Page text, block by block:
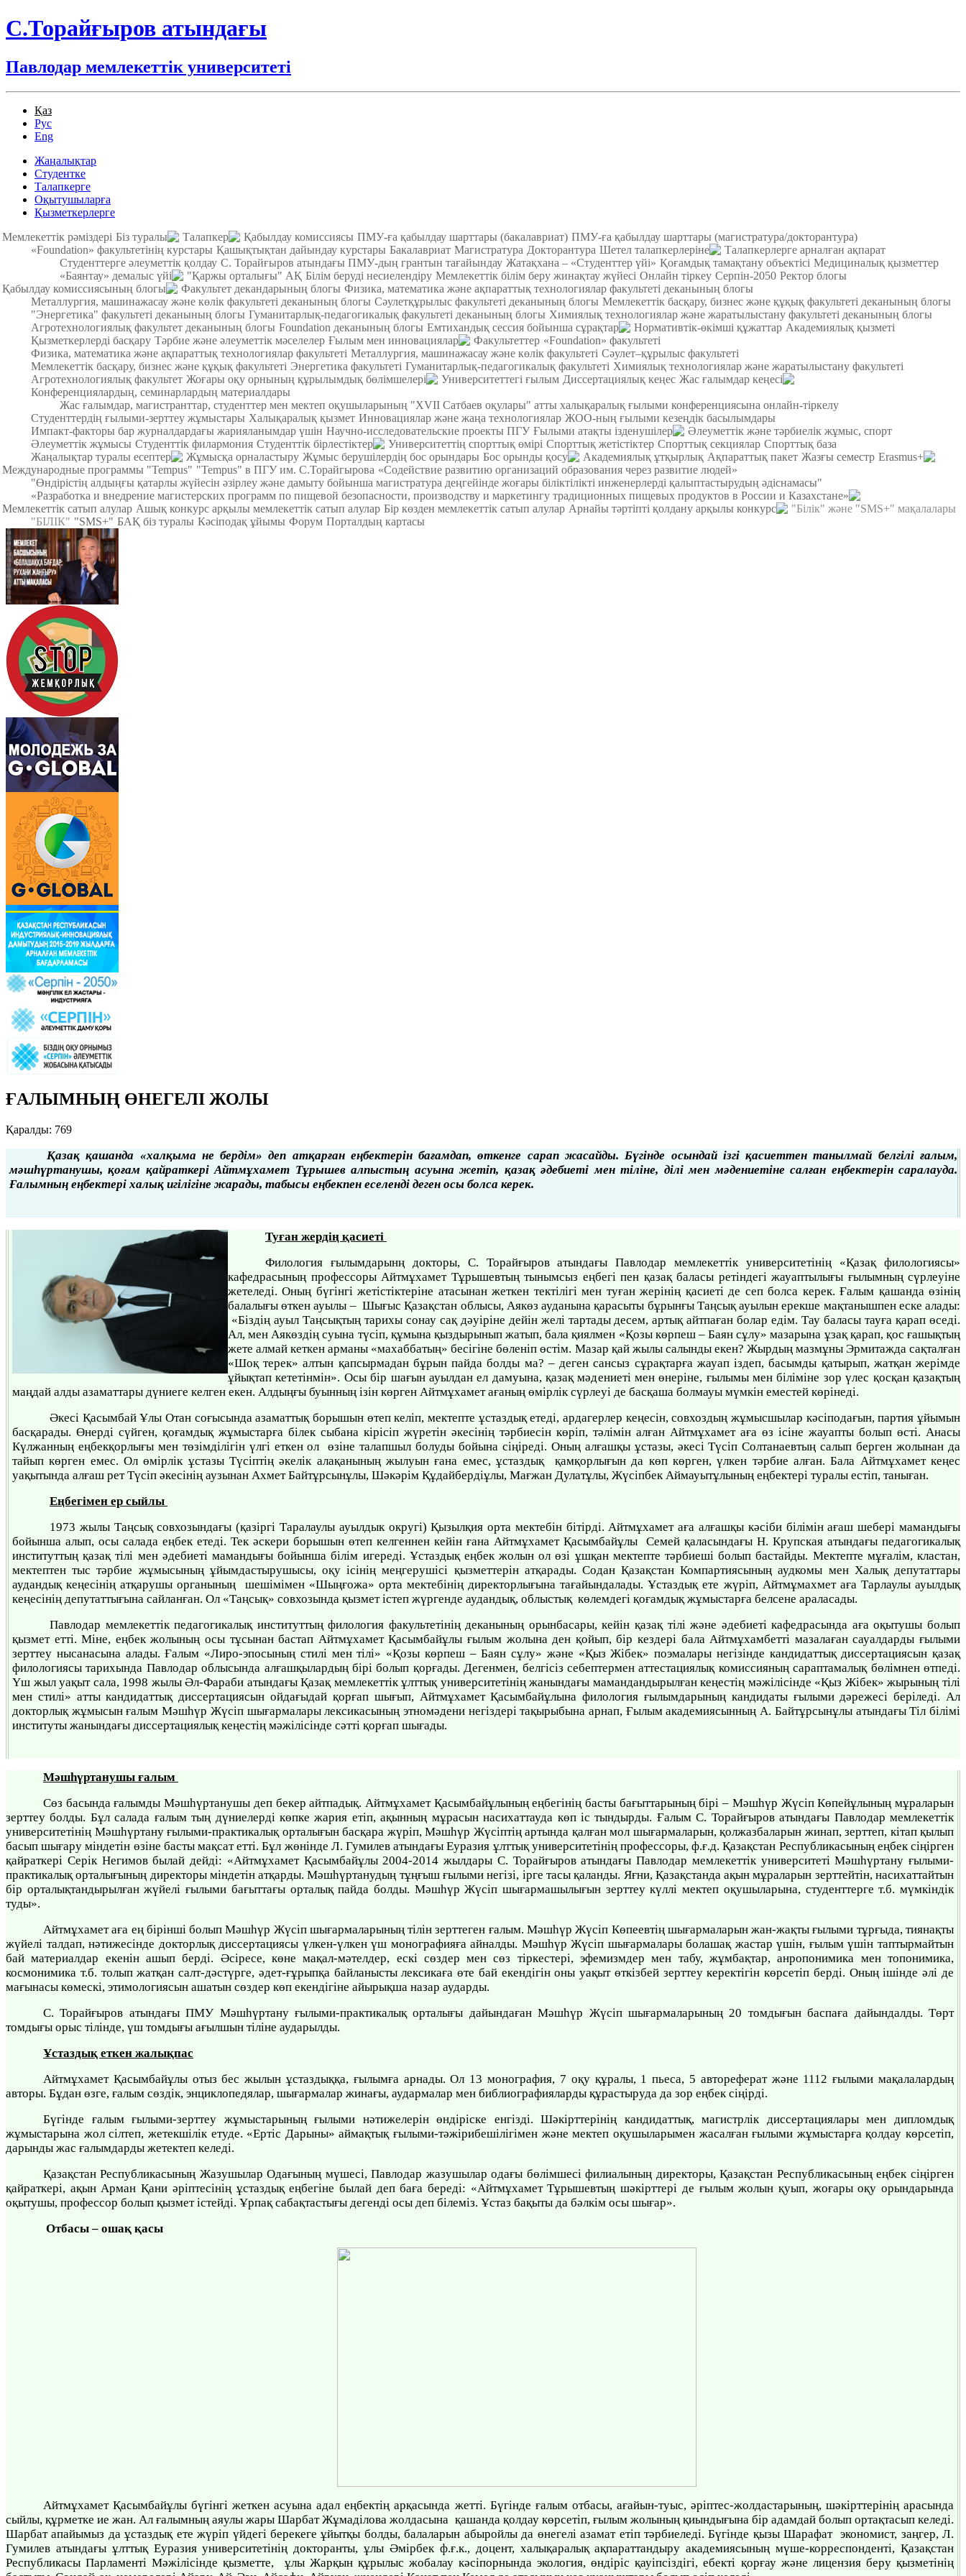
С.Торайғыров атындағы
Павлодар мемлекеттік университеті
Қаз
Рус
Eng
Жаңалықтар
Студентке
Талапкерге
Оқытушыларға
Қызметкерлерге
Мемлекеттік рәміздері Біз туралы Талапкер Қабылдау комиссиясы ПМУ-ға қабылдау шарттары (бакалавриат) ПМУ-ға қабылдау шарттары (магистратура/докторантура)
«Foundation» факультетінің курстары Қашықтықтан дайындау курстары Бакалавриат Магистратура Докторантура Шетел талапкерлеріне
Талапкерлерге арналған ақпарат
Студенттерге әлеуметтік қолдау С. Торайғыров атындағы ПМУ-дың грантын тағайындау Жатақхана – «Студенттер үйі» Қоғамдық тамақтану объектісі Медициналық қызметтер
«Баянтау» демалыс үйі
"Қаржы орталығы" АҚ Білім беруді несиелендіру Мемлекеттік білім беру жинақтау жүйесі Онлайн тіркеу Серпін-2050 Ректор блогы
Қабылдау комиссиясының блогы
Факультет декандарының блогы Физика, математика және ақпараттық технологиялар факультеті деканының блогы
Металлургия, машинажасау және көлік факультеті деканының блогы Cәулетқұрылыс факультеті деканының блогы Мемлекеттік басқару, бизнес және құқық факультеті деканының блогы
"Энергетика" факультеті деканының блогы Гуманитарлық-педагогикалық факультеті деканының блогы Химиялық технологиялар және жаратылыстану факультеті деканының блогы
Агротехнологиялық факультет деканының блогы Foundation деканының блогы Емтихандық сессия бойынша сұрақтар Нормативтік-өкімші құжаттар Академиялық қызметі
Қызметкерлерді басқару Тәрбие және әлеуметтік мәселелер Ғылым мен инновациялар Факультеттер «Foundation» факультеті
Физика, математика және ақпараттық технологиялар факультеті Металлургия, машинажасау және көлік факультеті Cәулет–құрылыс факультеті
Мемлекеттік басқару, бизнес және құқық факультеті Энергетика факультеті Гуманитарлық-педагогикалық факультеті Химиялық технологиялар және жаратылыстану факультеті
Агротехнологиялық факультет Жоғары оқу орнының құрылымдық бөлімшелері Университеттегі ғылым Диссертациялық кеңес Жас ғалымдар кеңесі
Конференциялардың, семинарлардың материалдары
Жас ғалымдар, магистранттар, студенттер мен мектеп оқушыларының "XVII Сатбаев оқулары" атты халықаралық ғылыми конференциясына онлайн-тіркелу
Студенттердің ғылыми-зерттеу жұмыстары Халықаралық қызмет Инновациялар және жаңа технологиялар ЖОО-ның ғылыми кезеңдік басылымдары
Импакт-факторы бар журналдардағы жарияланымдар үшін Научно-исследовательские проекты ПГУ Ғылыми атақты ізденушілер
Әлеуметтік және тәрбиелік жұмыс, спорт
Әлеуметтік жұмысы Студенттік филармония Студенттік бірлестіктер Университеттің спорттық өмірі Спорттық жетістіктер Спорттық секциялар Спорттық база
Жаңалықтар туралы есептер
Жұмысқа орналастыру Жұмыс берушілердің бос орындары Бос орынды қосу Академиялық ұтқырлық Ақпараттық пакет Жазғы семестр Erasmus+
Международные программы "Tempus" "Tempus" в ПГУ им. С.Торайгырова «Содействие развитию организаций образования через развитие людей»
"Өндірістің алдыңғы қатарлы жүйесін әзірлеу және дамыту бойынша магистратура деңгейінде жоғары біліктілікті инженерлерді қалыптастырудың әдіснамасы"
«Разработка и внедрение магистерских программ по пищевой безопасности, производству и маркетингу традиционных пищевых продуктов в России и Казахстане»
Мемлекеттік сатып алулар Ашық конкурс арқылы мемлекеттік сатып алулар Бір көзден мемлекеттік сатып алулар Арнайы тәртіпті қолдану арқылы конкурс
"Білік" және "SMS+" мақалалары
"БІЛІК" "SMS+" БАҚ біз туралы Кәсіподақ ұйымы Форум Порталдың картасы
ҒАЛЫМНЫҢ ӨНЕГЕЛІ ЖОЛЫ
Қаралды: 769
Қазақ қашанда «халқыма не бердім» деп атқарған еңбектерін бағамдап, өткенге сарап жасайды. Бүгінде осындай ізгі қасиеттен танылмай белгілі ғалым,
мәшһүртанушы, қоғам қайраткері Айтмұхамет Тұрышев алпыстың асуына жетіп, қазақ әдебиеті мен тіліне, ділі мен мәдениетіне салған еңбектерін саралауда.
Ғалымның еңбектері халық игілігіне жарады, табысы еңбекпен еселенді деген осы болса керек.
Туған жердің қасиеті
Филология ғылымдарынң докторы, С. Торайғыров атындағы Павлодар мемлекеттік университетінің «Қазақ филологиясы»
кафедрасының профессоры Айтмұхамет Тұрышевтың тынымсыз еңбегі пен қазақ баласы ретіндегі жауаптылығы ғылымның сүрлеуіне
жетеледі. Оның бүгінгі жетістіктеріне атасынан жеткен тектілігі мен туған жерінің қасиеті де сеп болса керек. Ғалым қашанда өзінің
балалығы өткен ауылы – Шығыс Қазақстан облысы, Аякөз ауданына қарасыты бұрынғы Таңсық ауылын ерекше мақтанышпен еске алады:
«Біздің ауыл Таңсықтың тарихы сонау сақ дәуіріне дейін желі тартады десем, артық айтпаған болар едім. Тау баласы тауға қарап өседі.
Ал, мен Аякөздің суына түсіп, құмына қыздырынып жатып, бала қиялмен «Қозы көрпеш – Баян сұлу» мазарына ұзақ қарап, қос ғашықтың
жете алмай кеткен арманы «махаббатың» бесігіне бөленіп өстім. Мазар қай жылы салынды екен? Жырдың мазмұны Эрмитажда сақталған
«Шоқ терек» алтын қапсырмадан бұрын пайда болды ма? – деген сансыз сұрақтарға жауап іздеп, басымды қатырып, жатқан жерімде
ұйықтап кететінмін». Осы бір шағын ауылдан ел дамуына, қазақ мәдениеті мен өнеріне, ғылымы мен біліміне зор үлес қосқан қазақтың
маңдай алды азаматтары дүниеге келген екен. Алдыңғы буынның ізін көрген Айтмұхамет ағаның өмірлік сүрлеуі де басқаша болмауы мүмкін еместей көрінеді.
Әкесі Қасымбай Ұлы Отан соғысында азаматтық борышын өтеп келіп, мектепте ұстаздық етеді, ардагерлер кеңесін, совхоздың жұмысшылар кәсіподағын, партия ұйымын
басқарады. Өнерді сүйген, қоғамдық жұмыстарға білек сыбана кірісіп жүретін әкесінің тәрбиесін көріп, тәлімін алған Айтмұхамет аға өз ісіне жауапты болып өсті. Анасы
Күлжанның еңбекқорлығы мен төзімділігін үлгі еткен ол өзіне талапшыл болуды бойына сіңіреді. Оның алғашқы ұстазы, әкесі Түсіп Солтанаевтың салып берген жолынан да
тайып көрген емес. Ол өмірлік ұстазы Түсіптің әкелік алақанының жылуын ғана емес, ұстаздық қамқорлығын да көп көрген, үлкен тәрбие алған. Бала Айтмұхамет кеңес
уақытында алғаш рет Түсіп әкесінің аузынан Ахмет Байтұрсынұлы, Шәкәрім Құдайбердіұлы, Мағжан Дулатұлы, Жүсіпбек Аймауытұлының еңбектері туралы естіп, таныған.
Еңбегімен ер сыйлы
1973 жылы Таңсық совхозындағы (қазіргі Таралаулы ауылдык округі) Қызылқия орта мектебін бітірді. Айтмұхамет аға алғашқы кәсіби білімін ағаш шебері мамандығы
бойынша алып, осы салада еңбек етеді. Тек әскери борышын өтеп келгеннен кейін ғана Айтмұхамет Қасымбайұлы Семей қаласындағы Н. Крупская атындағы педагогикалық
институттың қазақ тілі мен әдебиеті мамандығы бойынша білім игереді. Ұстаздық еңбек жолын ол өзі ұшқан мектепте тәрбиеші болып бастайды. Мектепте мұғалім, кластан,
мектептен тыс тәрбие жұмысының ұйымдастырушысы, оқу ісінің меңгерушісі қызметтерін атқарады. Содан Қазақстан Компартиясының аудкомы мен Халық депутаттары
аудандық кеңесінің атқарушы органының шешімімен «Шыңғожа» орта мектебінің директорлығына тағайындалады. Ұстаздық ете жүріп, Айтмұмахмет аға Тарлаулы ауылдық
кеңесінің депутаттығына сайланған. Ол «Таңсық» совхозында қызмет істеп жүргенде аудандық, облыстық көлемдегі қоғамдық жұмыстарға белсене араласады.
Павлодар мемлекеттік педагогикалық институттың филология факультетінің деканының орынбасары, кейін қазақ тілі және әдебиеті кафедрасында аға оқытушы болып
қызмет етті. Міне, еңбек жолының осы тұсынан бастап Айтмұхамет Қасымбайұлы ғылым жолына ден қойып, бір кездері бала Айтмұхамбетті мазалаған сауалдарды ғылыми
зерттеу нысанасына алады. Ғалым «Лиро-эпосының стилі мен тілі» «Қозы көрпеш – Баян сұлу» және «Қыз Жібек» поэмалары негізінде кандидаттық диссертациясын қазақ
филологиясы тарихында Павлодар облысында алғашқылардың бірі болып қорғады. Дегенмен, белгісіз себептермен аттестациялық комиссияның сараптамалық бөлімнен өтпеді.
Үш жыл уақыт сала, 1998 жылы Әл-Фараби атындағы Қазақ мемлекеттік ұлттық университетінің жанындағы мамандандырылған кеңестің мәжілісінде «Қыз Жібек» жырының тілі
мен стилі» атты кандидаттық диссертациясын ойдағыдай қорғап шығып, Айтмұхамет Қасымбайұлына филология ғылымдарының кандидаты ғылыми дәрежесі беріледі. Ал
докторлық жұмысын ғалым Мәшһүр Жүсіп шығармалары лексикасының этномәдени негіздері тақырыбына арнап, Ғылым академиясынның А. Байтұрсынұлы атындағы Тіл білімі
институты жанындағы диссертациялық кеңестің мәжілісінде сәтті қорғап шығады.
Мәшһүртанушы ғалым
Сөз басында ғалымды Мәшһүртанушы деп бекер айтпадық. Айтмұхамет Қасымбайұлының еңбегінің басты бағыттарының бірі – Мәшһүр Жүсіп Көпейұлының мұраларын
зерттеу болды. Бұл салада ғалым тың дүниелерді көпке жария етіп, ақынның мұрасын насихаттауда көп іс тындырды. Ғалым С. Торайғыров атындағы Павлодар мемлекеттік
университетінің Мәшһүртану ғылыми-практикалық орталығын басқара жүріп, Мәшһүр Жүсіптің артында қалған мол шығармаларын, қолжазбаларын жинап, зерттеп, кітап қылып
басып шығару міндетін өзіне басты мақсат етті. Бұл жөнінде Л. Гумилев атындағы Еуразия ұлттық университетінің профессоры, ф.ғ.д. Қазақстан Республикасының еңбек сіңірген
қайраткері Серік Негимов былай дейді: «Айтмұхамет Қасымбайұлы 2004-2014 жылдары С. Торайғыров атындағы Павлодар мемлекеттік университеті Мәшһүртану ғылыми-
практикалық орталығының директоры міндетін атқарды. Мәшһүртанудың тұңғыш ғылыми негізі, ірге тасы қаланды. Яғни, Қазақстанда ақын мұраларын зерттейтін, насихаттайтын
бір орталықтандырылған жүйелі ғылыми бағыттағы орталық пайда болды. Мәшһүр Жүсіп шығармашылығын зерттеу күллі мектеп оқушыларына, студенттерге т.б. мүмкіндік
туды».
Айтмұхамет аға ең бірінші болып Мәшһүр Жүсіп шығармаларының тілін зерттеген ғалым. Мәшһүр Жүсіп Көпеевтің шығармаларын жан-жақты ғылыми тұрғыда, тиянақты
жүйелі талдап, нәтижесінде докторлық диссертациясы үлкен-үлкен үш монографияға айналды. Мәшһүр Жүсіп шығармалары болашақ жастар үшін, ғылым үшін таптырмайтын
бай материалдар екенін ашып берді. Әсіресе, көне мақал-мәтелдер, ескі сөздер мен сөз тіркестері, эфемизмдер мен табу, жұмбақтар, анропонимика мен топонимика,
космонимика т.б. толып жатқан салт-дәстүрге, әдет-ғұрыпқа байланысты лексикаға өте бай екендігін оны уақыт өткізбей зерттеу керектігін көрсетіп берді. Оның ішінде әлі де
мағынасы көмескі, этимологиясын ашатын сөздер көп екендігіне айырықша назар аударды.
С. Торайғыров атындағы ПМУ Мәшһүртану ғылыми-практикалық орталығы дайындаған Мәшһүр Жүсіп шығармаларының 20 томдығын баспаға дайындалды. Төрт
томдығы орыс тілінде, үш томдығы ағылшын тіліне аударылды.
Ұстаздық еткен жалықпас
Айтмұхамет Қасымбайұлы отыз бес жылын ұстаздыққа, ғылымға арнады. Ол 13 монография, 7 оқу құралы, 1 пьеса, 5 автореферат және 1112 ғылыми мақалалардың
авторы. Бұдан өзге, ғалым сөздік, энциклопедялар, шығармалар жинағы, аудармалар мен библиографияларды құрастыруда да зор еңбек сіңірді.
Бүгінде ғалым ғылыми-зерттеу жұмыстарының ғылыми нәтижелерін өндіріске енгізді. Шәкірттерінің кандидаттық, магистрлік диссертациялары мен дипломдық
жұмыстарына жол сілтеп, жетекшілік етуде. «Ертіс Дарыны» аймақтық ғылыми-тәжірибешілігімен және мектеп оқушыларымен жасалған ғылыми жұмыстарға қолдау көрсетіп,
дарынды жас ғалымдарды жетектеп келеді.
Қазақстан Республикасының Жазушылар Одағының мүшесі, Павлодар жазушылар одағы бөлімшесі филиалының директоры, Қазақстан Республикасының еңбек сіңірген
қайраткері, ақын Арман Қани әріптесінің ұстаздық еңбегіне былай деп баға береді: «Айтмұхамет Тұрышевтың шәкірттері де ғылым жолын қуып, жоғары оқу орындарында
оқытушы, профессор болып қызмет істейді. Ұрпақ сабақтастығы дегенді осы деп білеміз. Ұстаз бақыты да бәлкім осы шығар».
Отбасы – ошақ қасы
Айтмұхамет Қасымбайұлы бүгінгі жеткен асуына адал еңбектің арқасында жетті. Бүгінде ғалым отбасы, ағайын-туыс, әріптес-жолдастарының, шәкірттерінің арасында
сыйлы, құрметке ие жан. Ал ғалымның аяулы жары Шарбат Жұмаділова жолдасына қашанда қолдау көрсетіп, ғылым жолының қиындығына бір адамдай болып ортақтасып келеді.
Шарбат апайымыз да ұстаздық ете жүріп үйдегі берекеге ұйытқы болды, балаларын абыройлы да өнегелі азамат етіп тәрбиеледі. Бүгінде қызы Шарафат экономист, заңгер, Л.
Гумилев атындағы ұлттық Еуразия университетінің докторанты, ұлы Әмірбек ф.ғ.к., доцент, халықаралық ақпараттандыру академиясының мүше-корреспонденті, Қазақстан
Республикасы Парламенті Мәжілісінде қызметте, ұлы Жарқын құрылыс жобалау кәсіпорнында экология, өндіріс қауіпсіздігі, ебекті қорғау және лицензия беру қызметінің